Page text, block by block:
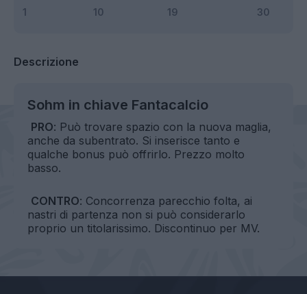
Descrizione
Sohm in chiave Fantacalcio
PRO: Può trovare spazio con la nuova maglia,
anche da subentrato. Si inserisce tanto e
qualche bonus può offrirlo. Prezzo molto
basso.
CONTRO: Concorrenza parecchio folta, ai
nastri di partenza non si può considerarlo
proprio un titolarissimo. Discontinuo per MV.